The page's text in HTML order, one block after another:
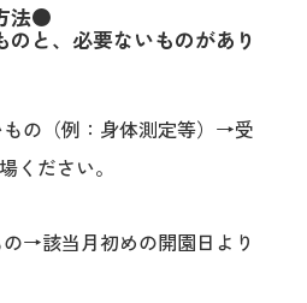
法●
と、必要ないものがあり
の（例：身体測定等）→受
ください。
→該当月初めの開園日より